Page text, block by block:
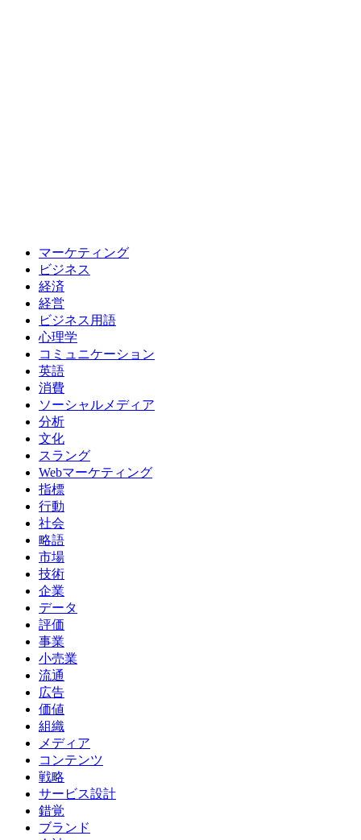
マーケティング
ビジネス
経済
経営
ビジネス用語
心理学
コミュニケーション
英語
消費
ソーシャルメディア
分析
文化
スラング
Webマーケティング
指標
行動
社会
略語
市場
技術
企業
データ
評価
事業
小売業
流通
広告
価値
組織
メディア
コンテンツ
戦略
サービス設計
錯覚
ブランド